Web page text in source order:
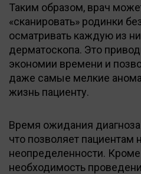
Таким образом, врач
«сканировать» родинки
осматривать каждую из
дерматоскопа. Это
экономии времени и
даже самые мелкие
жизнь пациенту.
Время ожидания
что позволяет пациентам
неопределенности.
необходимость